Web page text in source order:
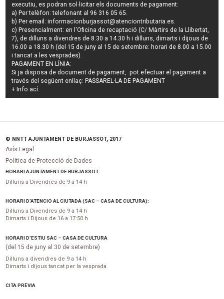
executiu, es podran sol·licitar els documents de pagament:
a) Per telèfon: telefonant al 96 316 05 65.
b) Per email:informacionburjassot@atenciontributaria.es.
c) Presencialment: en l'Oficina de recaptació (C/ Màrtirs de la Llibertat,
7), de dilluns a divendres de 8.30 a 14.30 h i dilluns, dimarts i dijous de
16.00 a 18.30 h (del 15 de juny al 15 de setembre: horari de 8.00 a 15.00
i tancat a les vesprades).
PAGAMENT EN LÍNIA:
Si ja disposa de document de pagament, pot efectuar el pagament a
través del següent enllaç: PASSAREL·LA DE PAGAMENT
+ Info ací.
© NNTT AJUNTAMENT DE BURJASSOT, 2017
Avís Legal
Política de Protecció de Dades
HORARI AJUNTAMENT DE BURJASSOT:
Dilluns a Divendres de 9 a 14 h
HORARI D’ATENCIÓ AL CIUTADÀ (SAC – CASA DE CULTURA):
Dilluns a Divendres de 9 a 14 h
Dimarts i Dijous de 16 a 17:50 h
HORARI D’ESTIU SAC – CASA DE CULTURA
(del 15 de juny al 30 de setembre)
Dilluns a divendres de 9 a 14 h
Dimarts i dijous tancat per la vesprada
CITA PRÈVIA